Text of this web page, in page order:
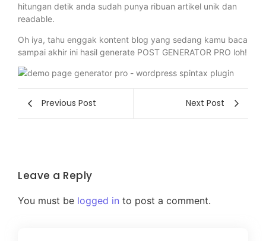
hitungan detik anda sudah punya ribuan artikel unik dan
readable.
Oh iya, tahu enggak kontent blog yang sedang kamu baca
sampai akhir ini hasil generate POST GENERATOR PRO loh!
Previous Post Next Post
Leave a Reply
You must be logged in to post a comment.